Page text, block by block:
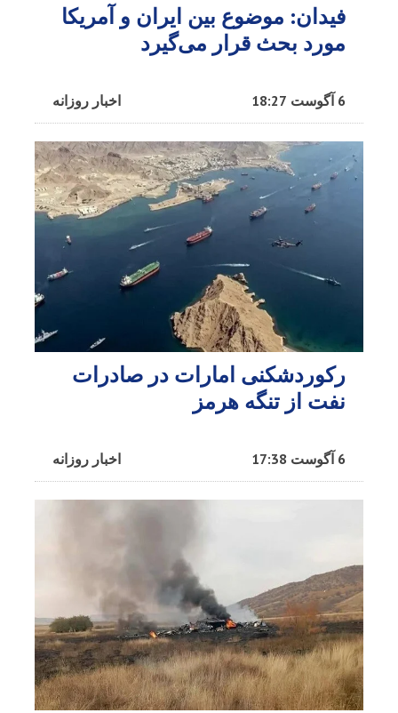
فیدان: موضوع بین ایران و آمریکا
مورد بحث قرار می‌گیرد
اخبار روزانه 6 آگوست 18:27
رکوردشکنی امارات در صادرات
نفت از تنگه هرمز
اخبار روزانه 6 آگوست 17:38